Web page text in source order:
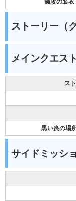
蝕攻の装衣
ストーリー（
メインクエスト
ス
黒い炎の場
サイドミッシ